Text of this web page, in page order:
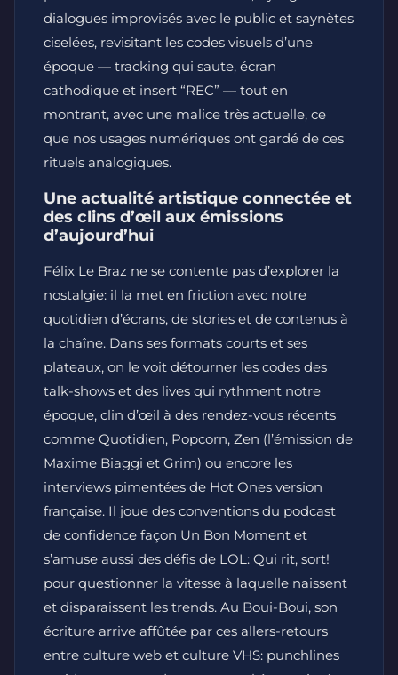
dialogues improvisés avec le public et saynètes
ciselées, revisitant les codes visuels d’une
époque — tracking qui saute, écran
cathodique et insert “REC” — tout en
montrant, avec une malice très actuelle, ce
que nos usages numériques ont gardé de ces
rituels analogiques.
Une actualité artistique connectée et
des clins d’œil aux émissions
d’aujourd’hui
Félix Le Braz ne se contente pas d’explorer la
nostalgie: il la met en friction avec notre
quotidien d’écrans, de stories et de contenus à
la chaîne. Dans ses formats courts et ses
plateaux, on le voit détourner les codes des
talk-shows et des lives qui rythment notre
époque, clin d’œil à des rendez-vous récents
comme Quotidien, Popcorn, Zen (l’émission de
Maxime Biaggi et Grim) ou encore les
interviews pimentées de Hot Ones version
française. Il joue des conventions du podcast
de confidence façon Un Bon Moment et
s’amuse aussi des défis de LOL: Qui rit, sort!
pour questionner la vitesse à laquelle naissent
et disparaissent les trends. Au Boui-Boui, son
écriture arrive affûtée par ces allers-retours
entre culture web et culture VHS: punchlines